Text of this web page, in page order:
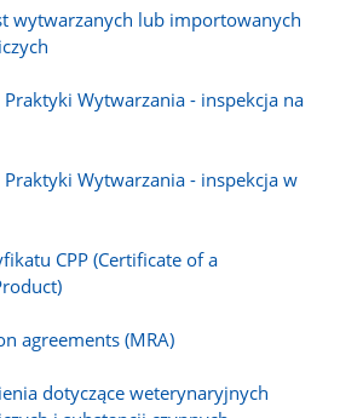
wytwarzanych lub importowanych
Wytwarzania - inspekcja na
Wytwarzania - inspekcja w
CPP (Certificate of a
agreements (MRA)
dotyczące weterynaryjnych